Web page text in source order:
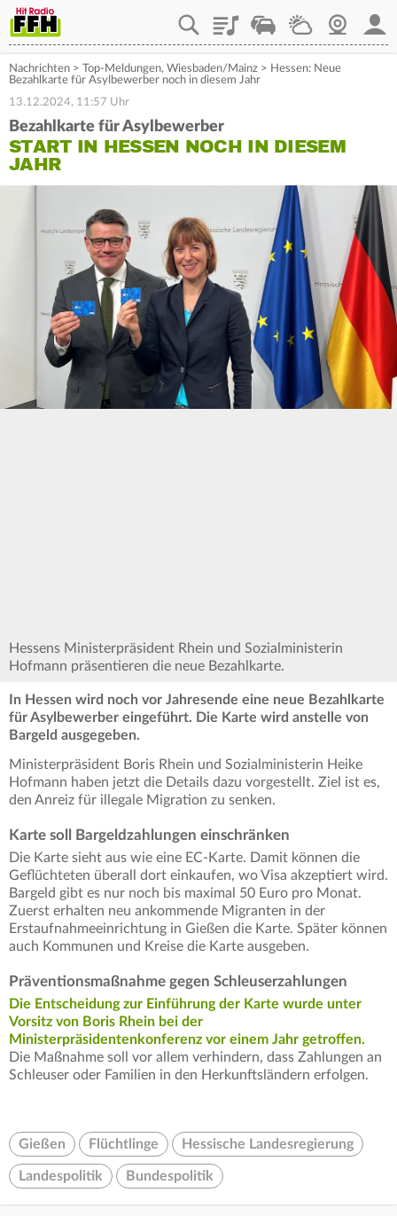
PlaylistStaupilotWetterWebcam
Nachrichten > Top-Meldungen, Wiesbaden/Mainz > Hessen: Neue
Bezahlkarte für Asylbewerber noch in diesem Jahr
13.12.2024, 11:57 Uhr
Bezahlkarte für Asylbewerber
START IN HESSEN NOCH IN DIESEM
JAHR
Hessens Ministerpräsident Rhein und Sozialministerin
Hofmann präsentieren die neue Bezahlkarte.
In Hessen wird noch vor Jahresende eine neue Bezahlkarte
für Asylbewerber eingeführt. Die Karte wird anstelle von
Bargeld ausgegeben.
Ministerpräsident Boris Rhein und Sozialministerin Heike
Hofmann haben jetzt die Details dazu vorgestellt. Ziel ist es,
den Anreiz für illegale Migration zu senken.
Karte soll Bargeldzahlungen einschränken
Die Karte sieht aus wie eine EC-Karte. Damit können die
Geflüchteten überall dort einkaufen, wo Visa akzeptiert wird.
Bargeld gibt es nur noch bis maximal 50 Euro pro Monat.
Zuerst erhalten neu ankommende Migranten in der
Erstaufnahmeeinrichtung in Gießen die Karte. Später können
auch Kommunen und Kreise die Karte ausgeben.
Präventionsmaßnahme gegen Schleuserzahlungen
Die Entscheidung zur Einführung der Karte wurde unter
Vorsitz von Boris Rhein bei der
Ministerpräsidentenkonferenz vor einem Jahr getroffen.
Die Maßnahme soll vor allem verhindern, dass Zahlungen an
Schleuser oder Familien in den Herkunftsländern erfolgen.
Gießen Flüchtlinge Hessische Landesregierung
Landespolitik Bundespolitik